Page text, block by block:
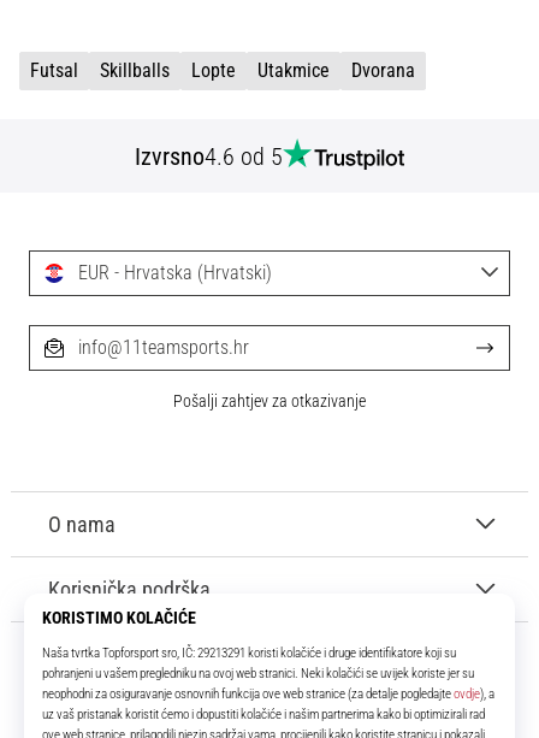
Futsal Skillballs Lopte Utakmice Dvorana
Izvrsno4.6 od 5
O nama
Korisnička podrška
EUR - Hrvatska (Hrvatski)
info@11teamsports.hr
Pošalji zahtjev za otkazivanje